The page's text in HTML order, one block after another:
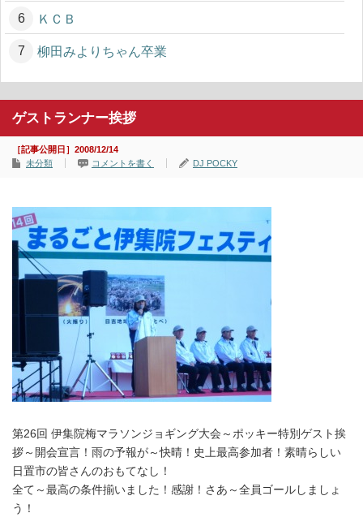
ＫＣＢ
柳田みよりちゃん卒業
ゲストランナー挨拶
［記事公開日］2008/12/14
未分類
コメントを書く DJ POCKY
第26回 伊集院梅マラソンジョギング大会～ポッキー特別ゲスト挨
拶～開会宣言！雨の予報が～快晴！史上最高参加者！素晴らしい
日置市の皆さんのおもてなし！
全て～最高の条件揃いました！感謝！さあ～全員ゴールしましょ
う！